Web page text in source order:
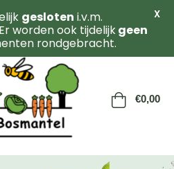
€0,00
gesloten i.v.m.
worden ook tijdelijkgeen
rondgebracht.
X